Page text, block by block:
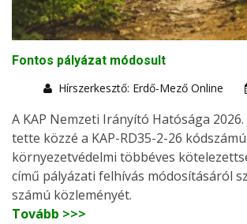
Fontos pályázat módosult
Hírszerkesztő: Erdő-Mező Online
A KAP Nemzeti Irányító Hatósága
tette közzé a KAP-RD35-2-26
környezetvédelmi többéves
című pályázati felhívás módosításáról
számú közleményét.
Tovább >>>